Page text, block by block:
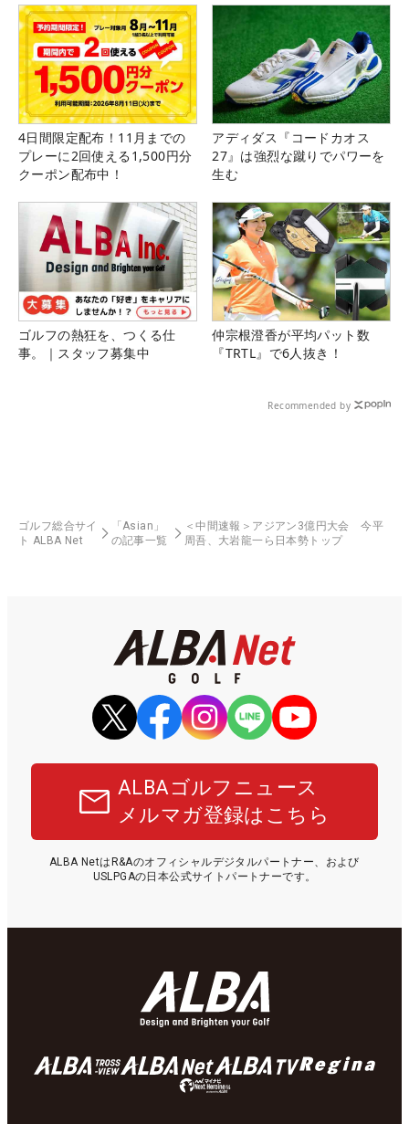
4日間限定配布！11月までの
プレーに2回使える1,500円分
クーポン配布中！
アディダス『コードカオス
27』は強烈な蹴りでパワーを
生む
ゴルフの熱狂を、つくる仕
事。｜スタッフ募集中
仲宗根澄香が平均パット数
『TRTL』で6人抜き！
Recommended by
ゴルフ総合サイ
ト ALBA Net
「Asian」
の記事一覧
＜中間速報＞アジアン3億円大会 今平
周吾、大岩龍一ら日本勢トップ
ALBAゴルフニュース
メルマガ登録はこちら
ALBA NetはR&Aのオフィシャルデジタルパートナー、および
USLPGAの日本公式サイトパートナーです。